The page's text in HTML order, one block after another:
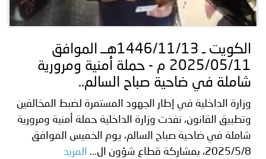
الكويت ـ 1446/11/13هــ الموافق
2025/05/11 م - حملة أمنية ومرورية
شاملة في ضاحية صباح السالم..
وزارة الداخلية في إطار الجهود المستمرة لضبط المخالفين
وتطبيق القانون، نفذت وزارة الداخلية حملة أمنية ومرورية
شاملة في ضاحية صباح السالم، يوم الخميس الموافق
2025/5/8، بمشاركة قطاع شؤون ال...
المزيد